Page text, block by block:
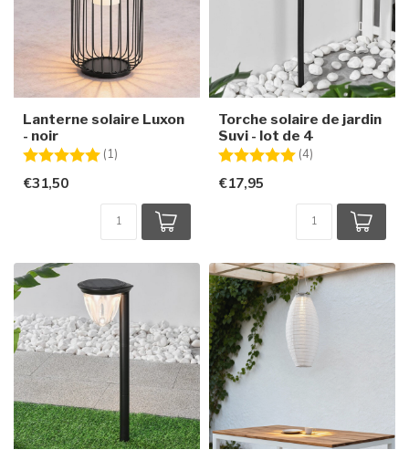
Lanterne solaire Luxon
- noir
Note:
(1)
€31,50
Torche solaire de jardin
Suvi - lot de 4
Note:
(4)
€17,95